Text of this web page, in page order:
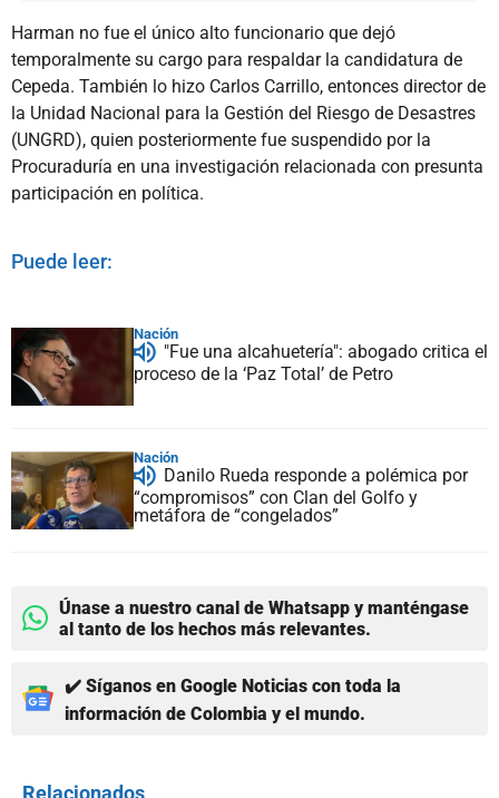
Harman no fue el único alto funcionario que dejó
temporalmente su cargo para respaldar la candidatura de
Cepeda. También lo hizo Carlos Carrillo, entonces director de
la Unidad Nacional para la Gestión del Riesgo de Desastres
(UNGRD), quien posteriormente fue suspendido por la
Procuraduría en una investigación relacionada con presunta
participación en política.
Puede leer:
Nación
"Fue una alcahuetería": abogado critica el
proceso de la ‘Paz Total’ de Petro
Nación
Danilo Rueda responde a polémica por
“compromisos” con Clan del Golfo y
metáfora de “congelados”
Únase a nuestro canal de Whatsapp y manténgase
al tanto de los hechos más relevantes.
✔️ Síganos en Google Noticias con toda la
información de Colombia y el mundo.
Relacionados